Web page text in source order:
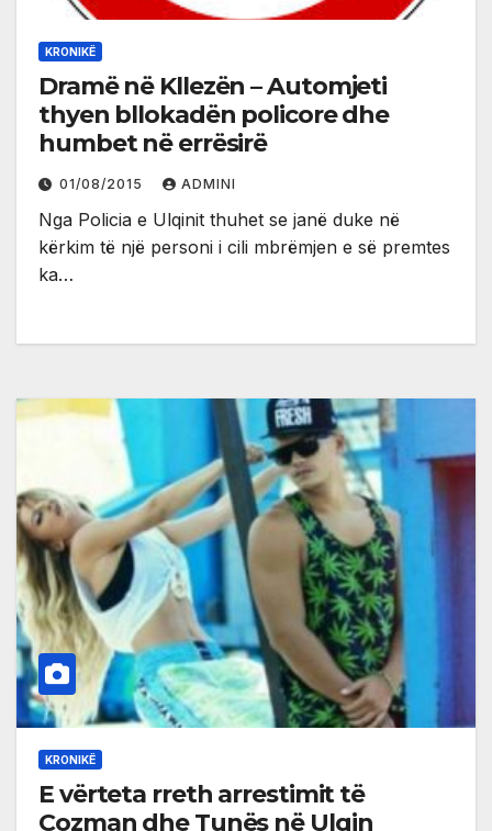
KRONIKË
Dramë në Kllezën – Automjeti
thyen bllokadën policore dhe
humbet në errësirë
01/08/2015 ADMINI
Nga Policia e Ulqinit thuhet se janë duke në
kërkim të një personi i cili mbrëmjen e së premtes
ka…
KRONIKË
E vërteta rreth arrestimit të
Cozman dhe Tunës në Ulqin